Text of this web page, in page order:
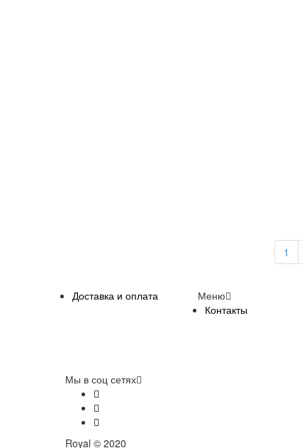
1
Меню
Доставка и оплата
Контакты
Мы в соц сетях
Royal © 2020